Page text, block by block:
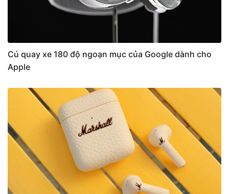
Cú quay xe 180 độ ngoạn mục của Google dành cho
Apple